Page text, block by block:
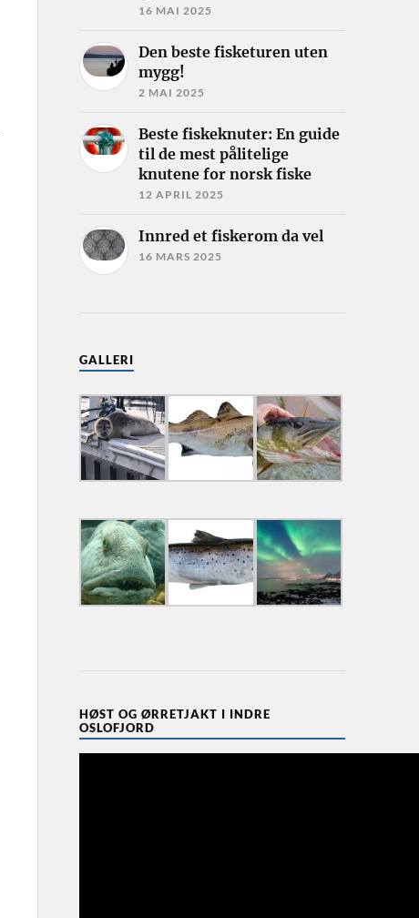
16 MAI 2025
Den beste fisketuren uten
mygg!
2 MAI 2025
Beste fiskeknuter: En guide
til de mest pålitelige
knutene for norsk fiske
12 APRIL 2025
Innred et fiskerom da vel
16 MARS 2025
GALLERI
HØST OG ØRRETJAKT I INDRE
OSLOFJORD